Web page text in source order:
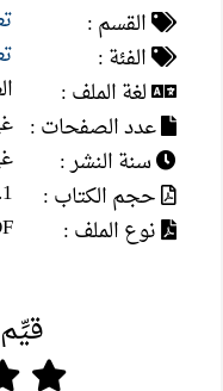
القسم :
الفئة :
لغة الملف :
عدد الصفحات :
سنة النشر :
حجم الكتاب :
0.1
نوع الملف :